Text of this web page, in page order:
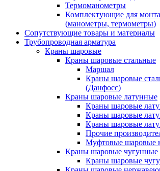
Термоманометры
Комплектующие для
(манометры, термометры)
Сопутствующие товары и материалы
Трубопроводная арматура
Краны шаровые
Краны шаровые стальные
Маршал
Краны шаровые
(Данфосс)
Краны шаровые латунные
Краны шаровые
Краны шаровые
Краны шаровые
Прочие
Муфтовые шаровые
Краны шаровые чугунные
Краны шаровые